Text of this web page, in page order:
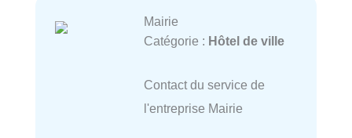
Mairie
Catégorie : Hôtel de ville
Contact du service de
l'entreprise Mairie